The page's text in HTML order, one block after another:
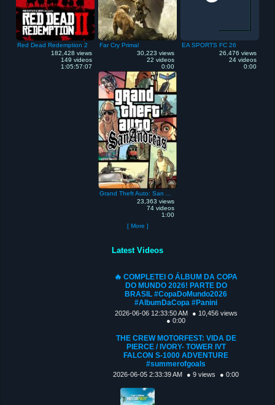
Red Dead Redemption 2
182,428 views
149 videos
1:05:57:07
Far Cry Primal
30,223 views
22 videos
0:00
EA SPORTS FC 26
26,476 views
24 videos
0:00
23,363 views
74 videos
1:00
[ More ]
Latest Videos
🔥 COMPLETEI O ÁLBUM DA COPA
DO MUNDO 2026! PARTE DO
BRASIL #CopaDoMundo2026
#AlbumDaCopa #Panini
2026-06-06 12:33:50 AM
● 10,456 views
● 0:00
THE CREW MOTORFEST: VIDA DE
PIERCE / IVORY- TOWER IVT
FALCON S-1000 ADVENTURE
#summerofgoals
2026-06-05 2:33:39 AM ● 9 views ● 0:00